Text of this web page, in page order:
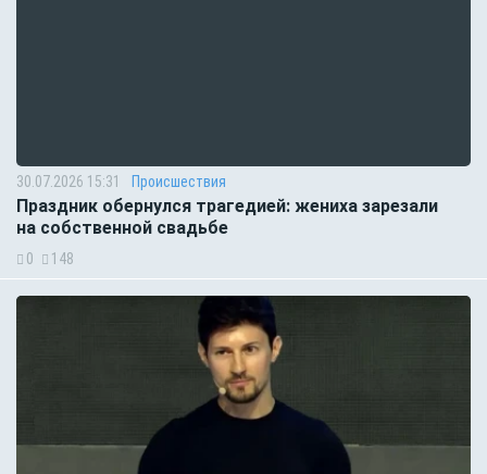
30.07.2026 15:31 Происшествия
Праздник обернулся трагедией: жениха зарезали
на собственной свадьбе
0 148